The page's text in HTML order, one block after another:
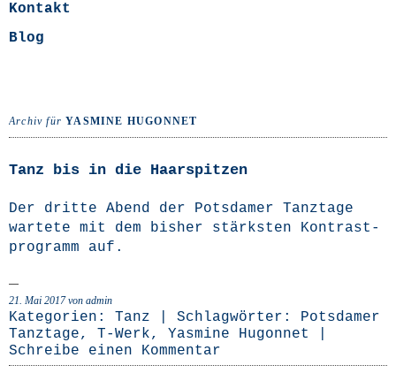
Kontakt
Blog
Archiv fürYASMINE HUGONNET
Tanz bis in die Haarspitzen
Der drit­te Abend der Pots­da­mer Tanz­ta­ge
war­te­te mit dem bis­her stärks­ten Kon­trast­
pro­gramm auf.
21. Mai 2017von admin
Kategorien: Tanz | Schlagwörter: Potsdamer
Tanztage, T-Werk, Yasmine Hugonnet
Schreibe einen Kommentar